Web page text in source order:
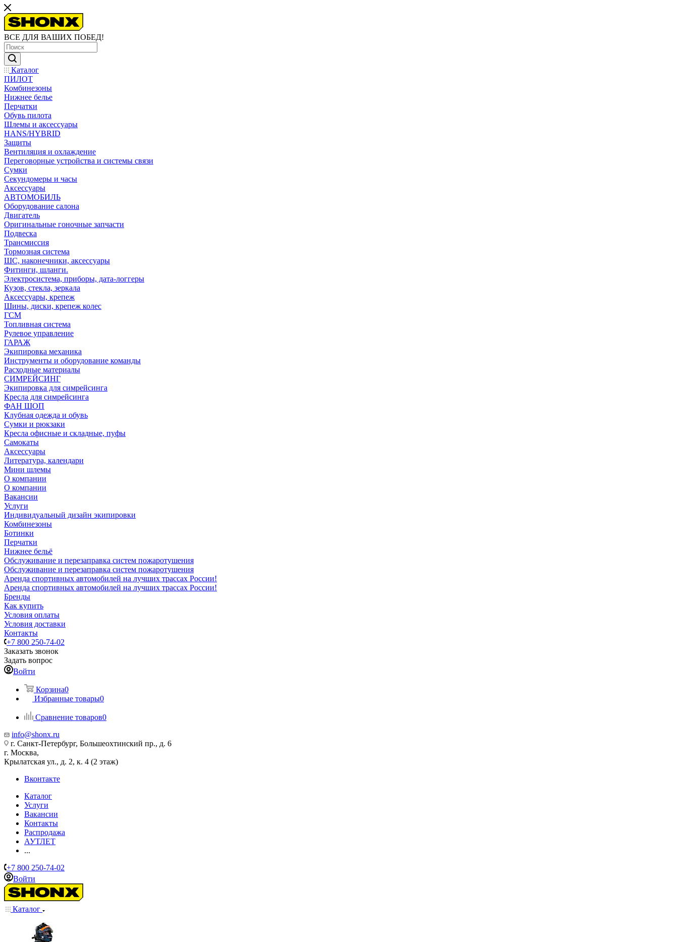
ВСЕ ДЛЯ ВАШИХ ПОБЕД!
Каталог
ПИЛОТ
Комбинезоны
Нижнее белье
Перчатки
Обувь пилота
Шлемы и аксессуары
HANS/HYBRID
Защиты
Вентиляция и охлаждение
Переговорные устройства и системы связи
Сумки
Секундомеры и часы
Аксессуары
АВТОМОБИЛЬ
Оборудование салона
Двигатель
Оригинальные гоночные запчасти
Подвеска
Трансмиссия
Тормозная система
ШС, наконечники, аксессуары
Фитинги, шланги.
Электросистема, приборы, дата-логгеры
Кузов, стекла, зеркала
Аксессуары, крепеж
Шины, диски, крепеж колес
ГСМ
Топливная система
Рулевое управление
ГАРАЖ
Экипировка механика
Инструменты и оборудование команды
Расходные материалы
СИМРЕЙСИНГ
Экипировка для симрейсинга
Кресла для симрейсинга
ФАН ШОП
Клубная одежда и обувь
Сумки и рюкзаки
Кресла офисные и складные, пуфы
Самокаты
Аксессуары
Литература, календари
Мини шлемы
О компании
О компании
Вакансии
Услуги
Индивидуальный дизайн экипировки
Комбинезоны
Ботинки
Перчатки
Нижнее бельё
Обслуживание и перезаправка систем пожаротушения
Обслуживание и перезаправка систем пожаротушения
Аренда спортивных автомобилей на лучших трассах России!
Аренда спортивных автомобилей на лучших трассах России!
Бренды
Как купить
Условия оплаты
Условия доставки
Контакты
+7 800 250-74-02
Заказать звонок
Задать вопрос
Войти
Корзина0
Избранные товары0
Сравнение товаров0
info@shonx.ru
г. Санкт-Петербург, Большеохтинский пр., д. 6
г. Москва,
Крылатская ул., д. 2, к. 4 (2 этаж)
Вконтакте
Каталог
Услуги
Вакансии
Контакты
Распродажа
АУТЛЕТ
...
+7 800 250-74-02
Войти
Каталог